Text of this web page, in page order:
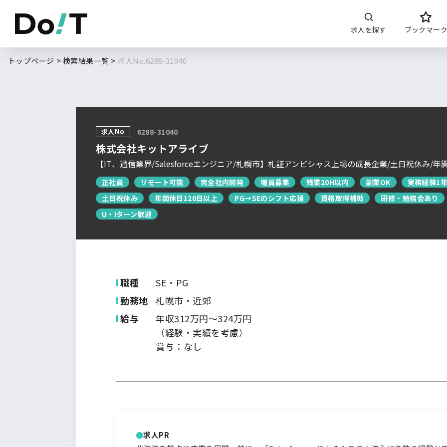
求人を探す ブックマーク
運営会社について
企業担当者の方へ
お問い合わせ
ログイン
求人履歴はありません。
勤務地 職種
北海道
東北
関東
北信越
東海
関西
中国・四国
トップページ 検索結果一覧 求人No.6288-31040
求人No 6288-31040
株式会社キットアライブ
【IT、通信業界/Salesforceエンジニア/札幌市】札証アンビシャス上場の成長企業/土日祝休み/年
正社員 リモート可能 完全社内開発 増員募集 残業20H以内 副業OK
実務経験1
土日祝休み
年間休日120日以上 PG→SEのシフト応援 資格取得補助
研修・勉強会あり
U・Iターン歓迎
職種
SE・PG
勤務地
札幌市・近郊
給与
年収312万円～324万円
（経験・実績を考慮）
賞与：なし
求人PR